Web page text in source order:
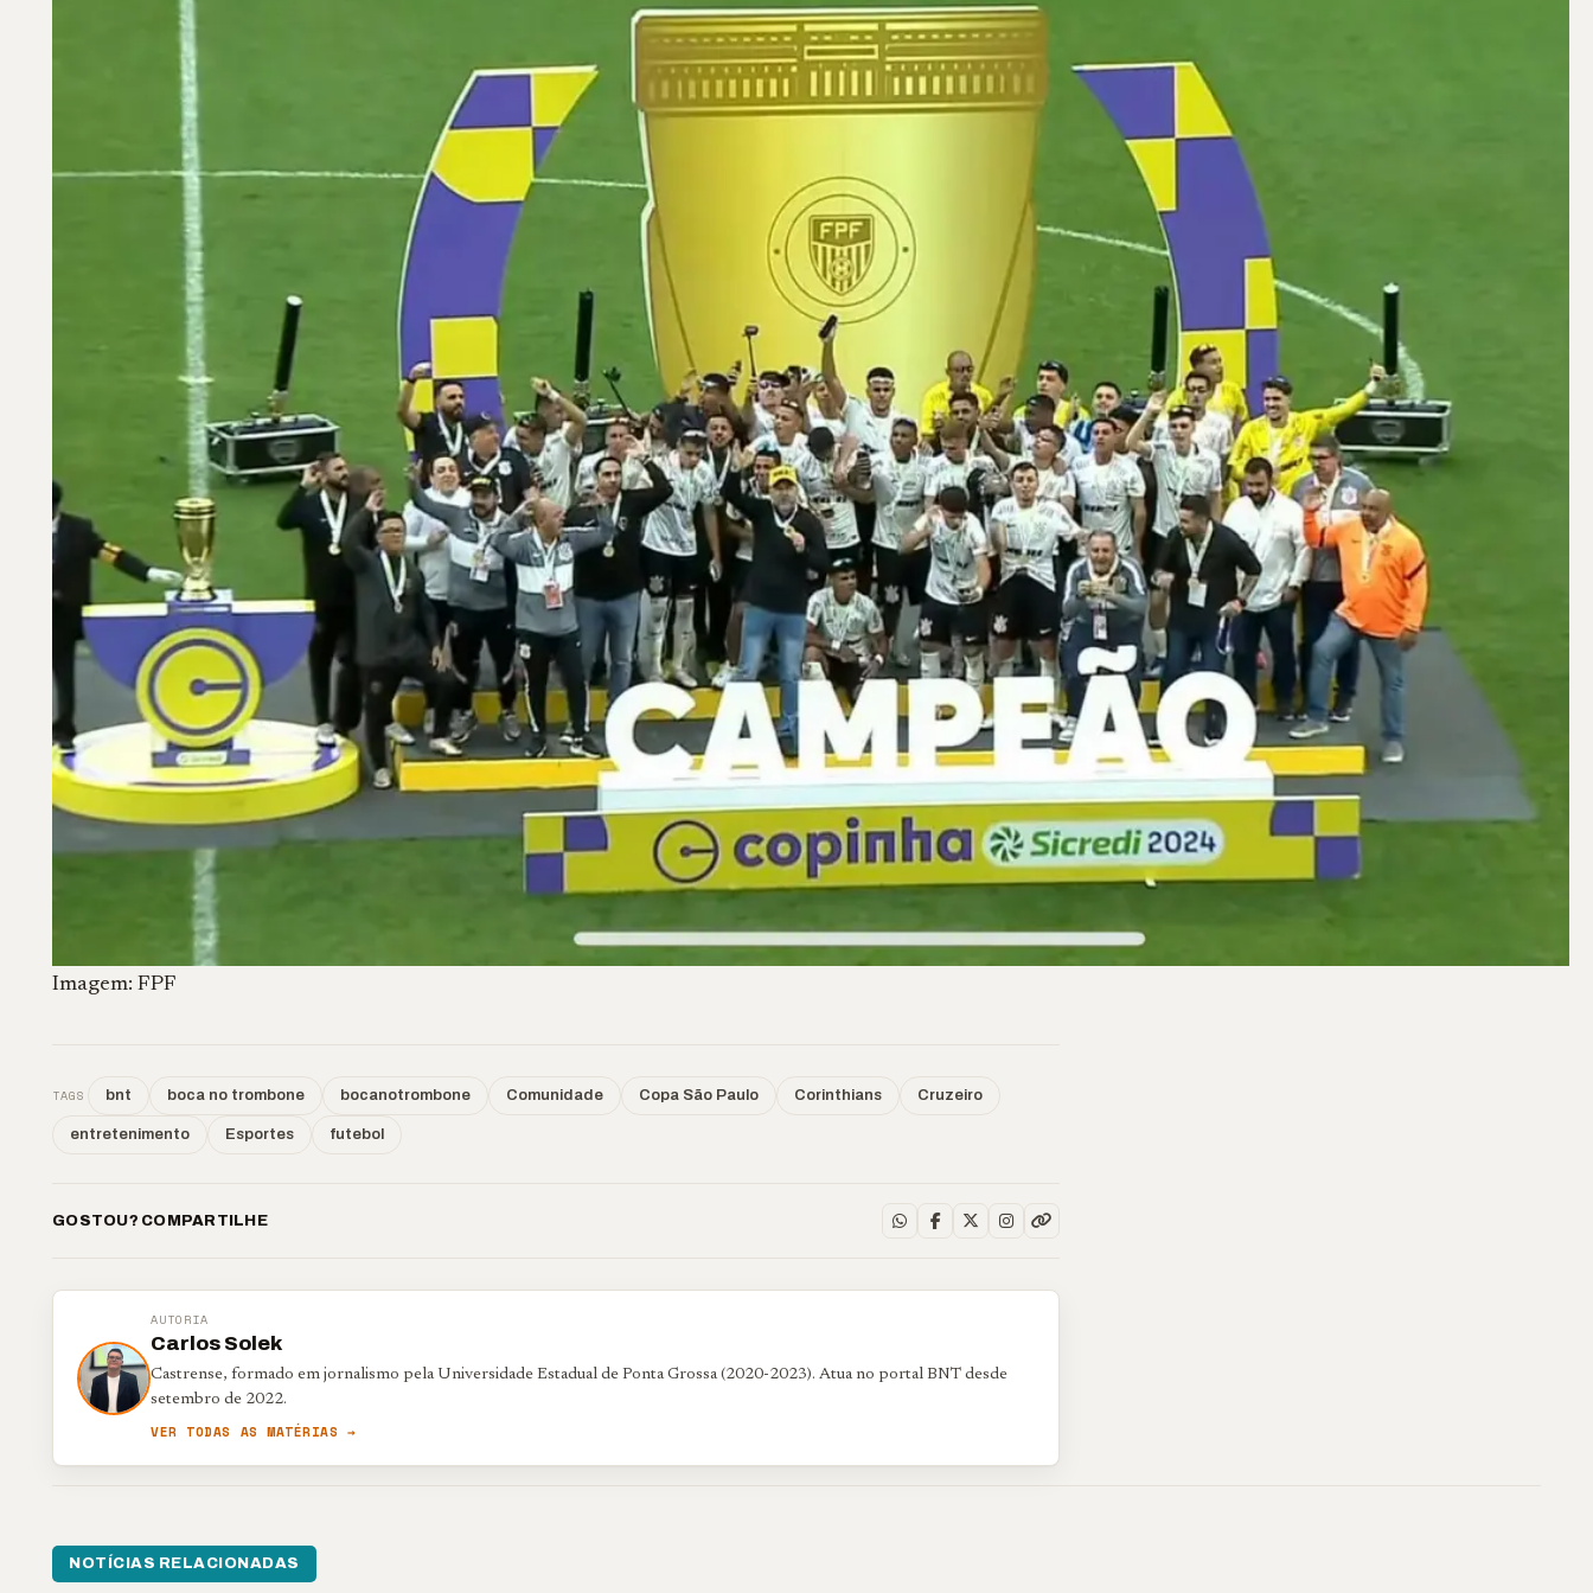
Imagem: FPF
TAGS bnt boca no trombone bocanotrombone Comunidade Copa São Paulo Corinthians Cruzeiro
entretenimento Esportes futebol
GOSTOU? COMPARTILHE
AUTORIA
Carlos Solek
Castrense, formado em jornalismo pela Universidade Estadual de Ponta Grossa (2020-2023). Atua no portal BNT desde
setembro de 2022.
VER TODAS AS MATÉRIAS →
NOTÍCIAS RELACIONADAS